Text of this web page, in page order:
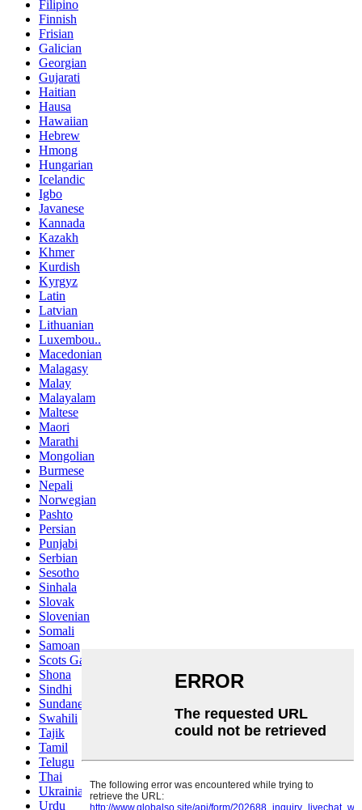
Filipino
Finnish
Frisian
Galician
Georgian
Gujarati
Haitian
Hausa
Hawaiian
Hebrew
Hmong
Hungarian
Icelandic
Igbo
Javanese
Kannada
Kazakh
Khmer
Kurdish
Kyrgyz
Latin
Latvian
Lithuanian
Luxembou..
Macedonian
Malagasy
Malay
Malayalam
Maltese
Maori
Marathi
Mongolian
Burmese
Nepali
Norwegian
Pashto
Persian
Punjabi
Serbian
Sesotho
Sinhala
Slovak
Slovenian
Somali
Samoan
Scots Gaelic
Shona
Sindhi
Sundanese
Swahili
Tajik
Tamil
Telugu
Thai
Ukrainian
Urdu